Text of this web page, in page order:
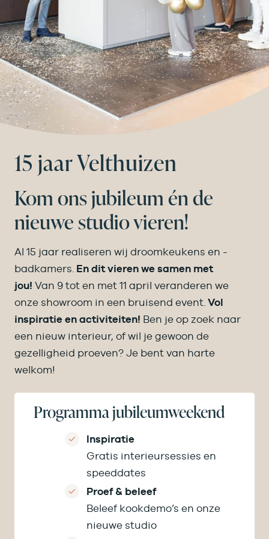
15 jaar Velthuizen
Kom ons jubileum én de
nieuwe studio vieren!
Al 15 jaar realiseren wij droomkeukens en -
badkamers. En dit vieren we samen met
jou! Van 9 tot en met 11 april veranderen we
onze showroom in een bruisend event. Vol
inspiratie en activiteiten! Ben je op zoek naar
een nieuw interieur, of wil je gewoon de
gezelligheid proeven? Je bent van harte
welkom!
Programma jubileumweekend
Inspiratie
Gratis interieursessies en
speeddates
Proef & beleef
Beleef kookdemo’s en onze
nieuwe studio